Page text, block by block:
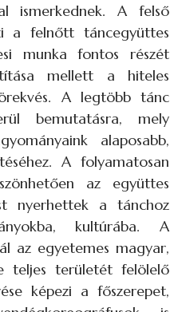
ismerkednek. A felső
a felnőtt táncegyüttes
munka fontos részét
mellett a hiteles
A legtöbb tánc
bemutatásra, mely
alaposabb,
A folyamatosan
az együttes
nyerhettek a tánchoz
kultúrába. A
az egyetemes magyar,
teljes területét felölelő
képezi a főszerepet,